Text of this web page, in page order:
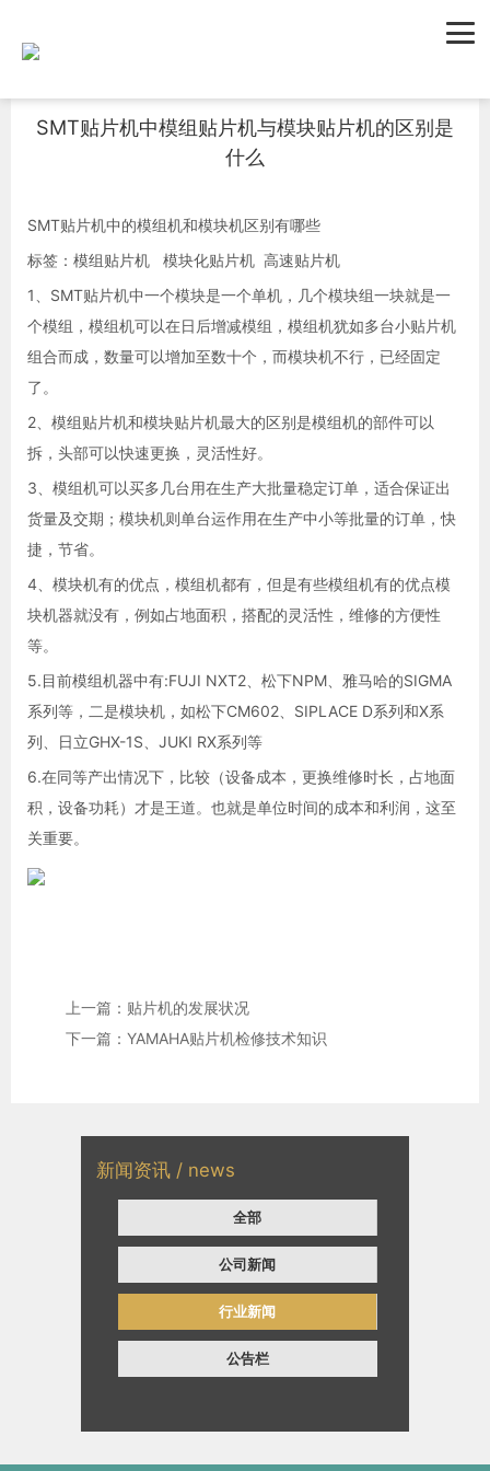
新闻资讯 / news
全部
公司新闻
行业新闻
公告栏
SMT贴片机中模组贴片机与模块贴片机的区别是
什么
SMT贴片机中的模组机和模块机区别有哪些
标签：模组贴片机 模块化贴片机 高速贴片机
1、SMT贴片机中一个模块是一个单机，几个模块组一块就是一
个模组，模组机可以在日后增减模组，模组机犹如多台小贴片机
组合而成，数量可以增加至数十个，而模块机不行，已经固定
了。
2、模组贴片机和模块贴片机最大的区别是模组机的部件可以
拆，头部可以快速更换，灵活性好。
3、模组机可以买多几台用在生产大批量稳定订单，适合保证出
货量及交期；模块机则单台运作用在生产中小等批量的订单，快
捷，节省。
4、模块机有的优点，模组机都有，但是有些模组机有的优点模
块机器就没有，例如占地面积，搭配的灵活性，维修的方便性
等。
5.目前模组机器中有:FUJI NXT2、松下NPM、雅马哈的SIGMA
系列等，二是模块机，如松下CM602、SIPLACE D系列和X系
列、日立GHX-1S、JUKI RX系列等
6.在同等产出情况下，比较（设备成本，更换维修时长，占地面
积，设备功耗）才是王道。也就是单位时间的成本和利润，这至
关重要。
上一篇：贴片机的发展状况
下一篇：YAMAHA贴片机检修技术知识